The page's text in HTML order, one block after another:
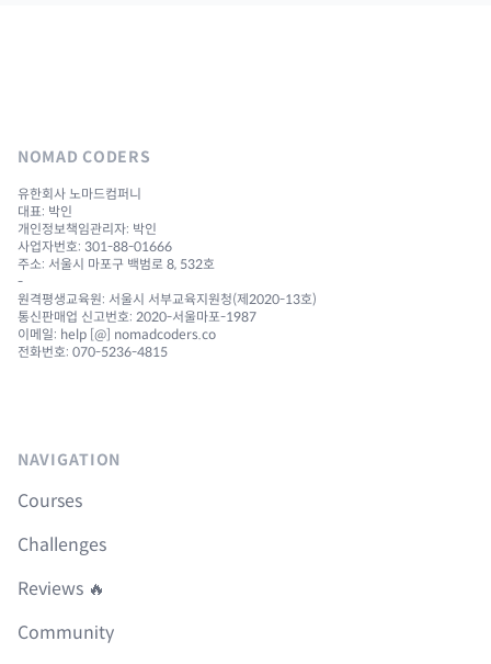
NOMAD CODERS
유한회사 노마드컴퍼니
대표: 박인
개인정보책임관리자: 박인
사업자번호: 301-88-01666
주소: 서울시 마포구 백범로 8, 532호
-
원격평생교육원: 서울시 서부교육지원청(제2020-13호)
통신판매업 신고번호: 2020-서울마포-1987
이메일: help [@] nomadcoders.co
전화번호: 070-5236-4815
NAVIGATION
Courses
Challenges
Reviews 🔥
Community